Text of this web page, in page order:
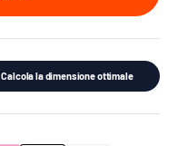
Calcola la dimensione ottimale